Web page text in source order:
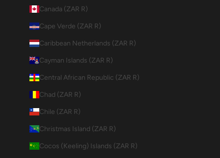
Canada (ZAR R)
Cape Verde (ZAR R)
Caribbean Netherlands (ZAR R)
Cayman Islands (ZAR R)
Central African Republic (ZAR R)
Chad (ZAR R)
Chile (ZAR R)
Christmas Island (ZAR R)
Cocos (Keeling) Islands (ZAR R)